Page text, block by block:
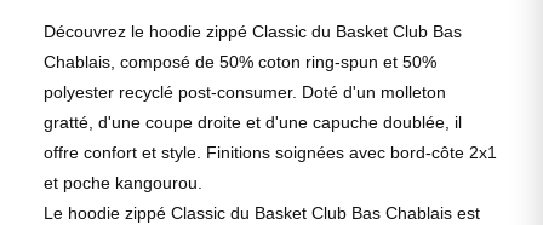
Découvrez le hoodie zippé Classic du Basket Club Bas
Chablais, composé de 50% coton ring-spun et 50%
polyester recyclé post-consumer. Doté d'un molleton
gratté, d'une coupe droite et d'une capuche doublée, il
offre confort et style. Finitions soignées avec bord-côte 2x1
et poche kangourou.
Le hoodie zippé Classic du Basket Club Bas Chablais est